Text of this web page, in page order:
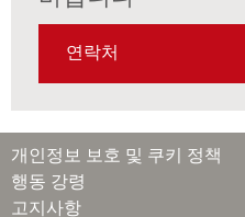
연락처
개인정보 보호 및 쿠키 정책
행동 강령
고지사항